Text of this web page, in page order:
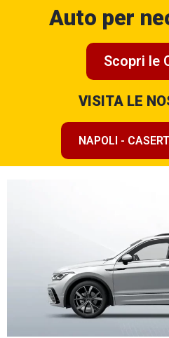
Auto per
Scopri le
VISITA LE
NAPOLI -